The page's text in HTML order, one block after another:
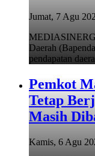
Jumat, 7 Agu
Daerah
pendapatan
Pemkot
Tetap
Masih
Kamis, 6 Agu